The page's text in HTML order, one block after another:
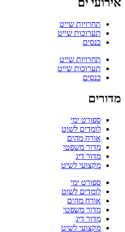
תחרויות שייט
תערוכות שייט
כנסים
תחרויות שייט
תערוכות שייט
כנסים
מדורים
ספורט ימי
לומדים לשוט
אורח מהים
מדור משפטי
מדור דיג
מקצועי לשיט
ספורט ימי
לומדים לשוט
אורח מהים
מדור משפטי
מדור דיג
מקצועי לשיט